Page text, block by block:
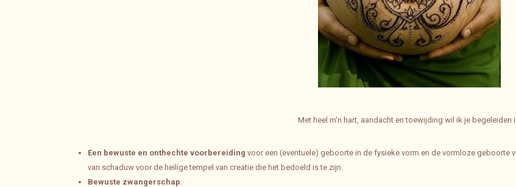
Met heel m'n hart, aandacht en toewijding wil ik je begeleiden
Een bewuste en onthechte voorbereiding voor een (eventuele) geboorte in de fysieke vorm en de vormloze geboorte
van schaduw voor de heilige tempel van creatie die het bedoeld is te zijn.
Bewuste zwangerschap.